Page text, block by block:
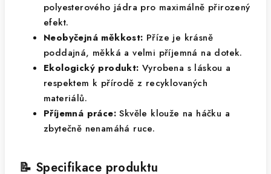
polyesterového jádra pro maximálně přirozený
efekt.
Neobyčejná měkkost: Příze je krásně
poddajná, měkká a velmi příjemná na dotek.
Ekologický produkt: Vyrobena s láskou a
respektem k přírodě z recyklovaných
materiálů.
Příjemná práce: Skvěle klouže na háčku a
zbytečně nenamáhá ruce.
📝 Specifikace produktu